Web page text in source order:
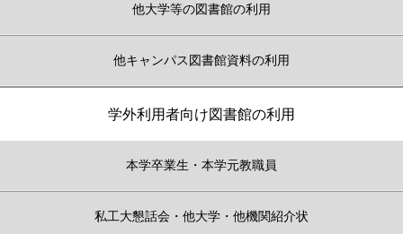
他大学等の図書館の利用
他キャンパス図書館資料の利用
学外利用者向け図書館の利用
本学卒業生・本学元教職員
私工大懇話会・他大学・他機関紹介状